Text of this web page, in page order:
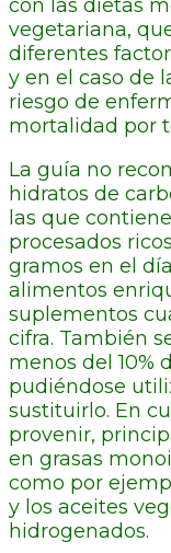
con las dietas
vegetariana,
diferentes
y en el caso de
riesgo de
mortalidad por
La guía no
hidratos de
las que
procesados
gramos en el
alimentos
suplementos
cifra. También
menos del 10%
pudiéndose
sustituirlo. En
provenir,
en grasas
como por
y los aceites
hidrogenados.